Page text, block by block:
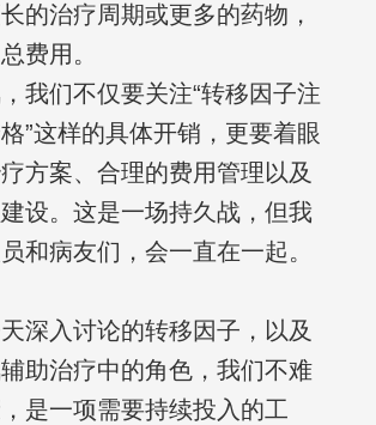
的治疗周期或更多的药物，
费用。
我们不仅要关注“转移因子注
”这样的具体开销，更要着眼
方案、合理的费用管理以及
设。这是一场持久战，但我
和病友们，会一直在一起。
深入讨论的转移因子，以及
助治疗中的角色，我们不难
是一项需要持续投入的工